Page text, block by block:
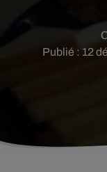
Publié : 12